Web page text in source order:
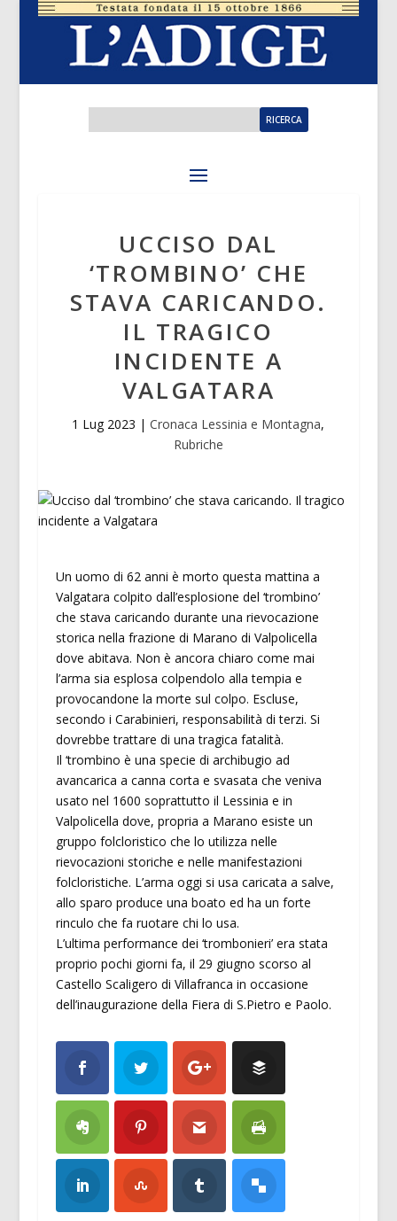
UCCISO DAL
‘TROMBINO’ CHE
STAVA CARICANDO.
IL TRAGICO
INCIDENTE A
VALGATARA
1 Lug 2023 |Cronaca Lessinia e Montagna,
Rubriche
Un uomo di 62 anni è morto questa mattina a
Valgatara colpito dall’esplosione del ‘trombino’
che stava caricando durante una rievocazione
storica nella frazione di Marano di Valpolicella
dove abitava. Non è ancora chiaro come mai
l’arma sia esplosa colpendolo alla tempia e
provocandone la morte sul colpo. Escluse,
secondo i Carabinieri, responsabilità di terzi. Si
dovrebbe trattare di una tragica fatalità.
Il ‘trombino è una specie di archibugio ad
avancarica a canna corta e svasata che veniva
usato nel 1600 soprattutto il Lessinia e in
Valpolicella dove, propria a Marano esiste un
gruppo folcloristico che lo utilizza nelle
rievocazioni storiche e nelle manifestazioni
folcloristiche. L’arma oggi si usa caricata a salve,
allo sparo produce una boato ed ha un forte
rinculo che fa ruotare chi lo usa.
L’ultima performance dei ‘trombonieri’ era stata
proprio pochi giorni fa, il 29 giugno scorso al
Castello Scaligero di Villafranca in occasione
dell’inaugurazione della Fiera di S.Pietro e Paolo.